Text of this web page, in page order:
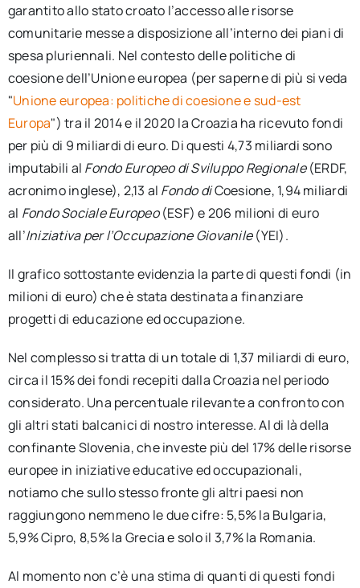
garantito allo stato croato l’accesso alle risorse
comunitarie messe a disposizione all’interno dei piani di
spesa pluriennali. Nel contesto delle politiche di
coesione dell’Unione europea (per saperne di più si veda
"Unione europea: politiche di coesione e sud-est
Europa") tra il 2014 e il 2020 la Croazia ha ricevuto fondi
per più di 9 miliardi di euro. Di questi 4,73 miliardi sono
imputabili al Fondo Europeo di Sviluppo Regionale(ERDF,
acronimo inglese), 2,13 al Fondo diCoesione, 1,94 miliardi
al Fondo Sociale Europeo(ESF) e 206 milioni di euro
all’Iniziativa per l’Occupazione Giovanile(YEI).
Il grafico sottostante evidenzia la parte di questi fondi (in
milioni di euro) che è stata destinata a finanziare
progetti di educazione ed occupazione.
Nel complesso si tratta di un totale di 1,37 miliardi di euro,
circa il 15% dei fondi recepiti dalla Croazia nel periodo
considerato. Una percentuale rilevante a confronto con
gli altri stati balcanici di nostro interesse. Al di là della
confinante Slovenia, che investe più del 17% delle risorse
europee in iniziative educative ed occupazionali,
notiamo che sullo stesso fronte gli altri paesi non
raggiungono nemmeno le due cifre: 5,5% la Bulgaria,
5,9% Cipro, 8,5% la Grecia e solo il 3,7% la Romania.
Al momento non c’è una stima di quanti di questi fondi